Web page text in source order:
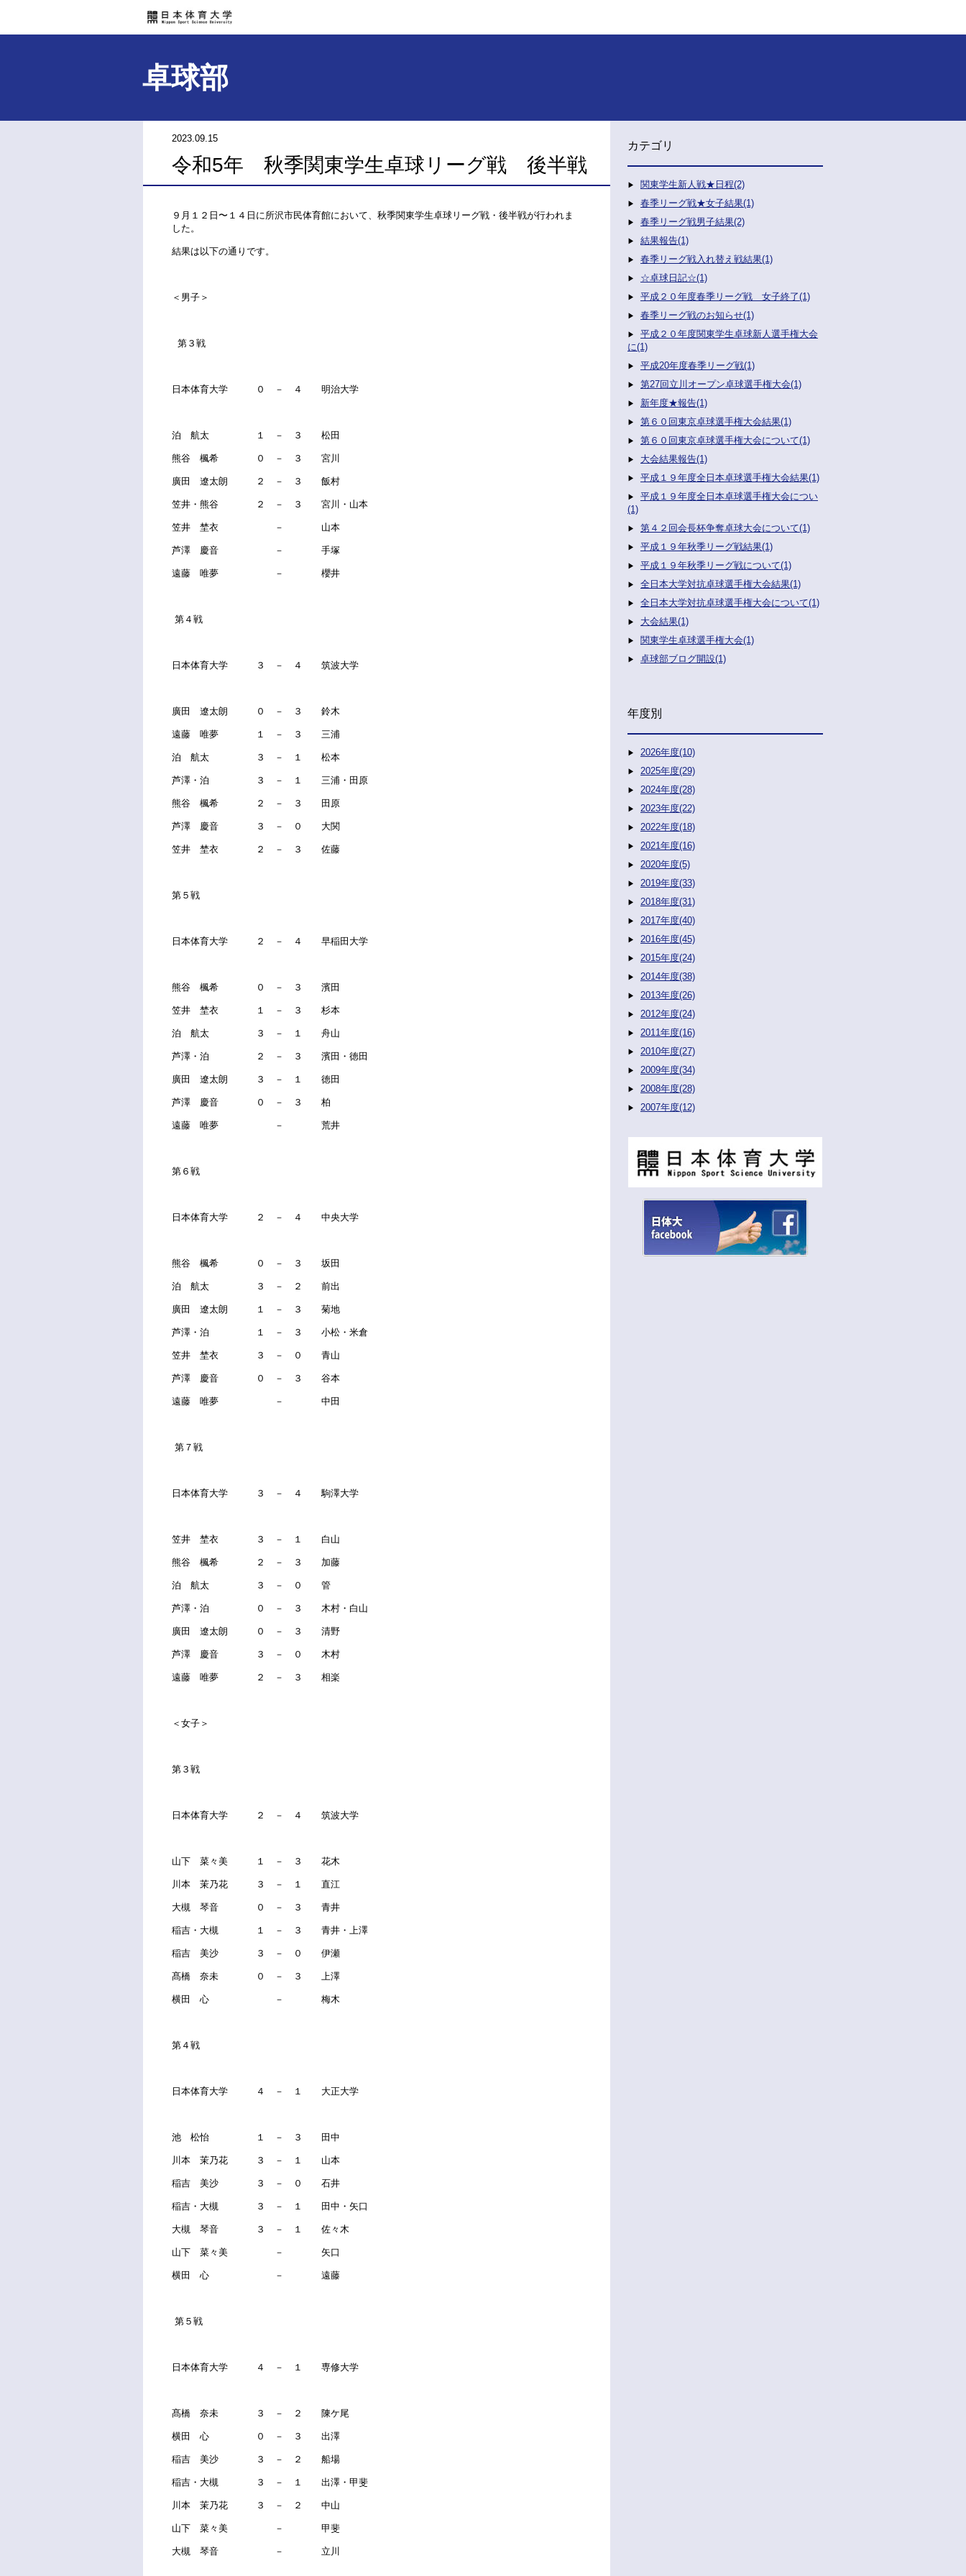
卓球部
2023.09.15
令和5年 秋季関東学生卓球リーグ戦 後半戦
９月１２日〜１４日に所沢市民体育館において、秋季関東学生卓球リーグ戦・後半戦が行われま
した。
結果は以下の通りです。
＜男子＞
第３戦
日本体育大学 ０ － ４ 明治大学
泊 航太 １ － ３ 松田
熊谷 楓希 ０ － ３ 宮川
廣田 遼太朗 ２ － ３ 飯村
笠井・熊谷 ２ － ３ 宮川・山本
笠井 埜衣 － 山本
芦澤 慶音 － 手塚
遠藤 唯夢 － 櫻井
第４戦
日本体育大学 ３ － ４ 筑波大学
廣田 遼太朗 ０ － ３ 鈴木
遠藤 唯夢 １ － ３ 三浦
泊 航太 ３ － １ 松本
芦澤・泊 ３ － １ 三浦・田原
熊谷 楓希 ２ － ３ 田原
芦澤 慶音 ３ － ０ 大関
笠井 埜衣 ２ － ３ 佐藤
第５戦
日本体育大学 ２ － ４ 早稲田大学
熊谷 楓希 ０ － ３ 濱田
笠井 埜衣 １ － ３ 杉本
泊 航太 ３ － １ 舟山
芦澤・泊 ２ － ３ 濱田・徳田
廣田 遼太朗 ３ － １ 徳田
芦澤 慶音 ０ － ３ 柏
遠藤 唯夢 － 荒井
第６戦
日本体育大学 ２ － ４ 中央大学
熊谷 楓希 ０ － ３ 坂田
泊 航太 ３ － ２ 前出
廣田 遼太朗 １ － ３ 菊地
芦澤・泊 １ － ３ 小松・米倉
笠井 埜衣 ３ － ０ 青山
芦澤 慶音 ０ － ３ 谷本
遠藤 唯夢 － 中田
第７戦
日本体育大学 ３ － ４ 駒澤大学
笠井 埜衣 ３ － １ 白山
熊谷 楓希 ２ － ３ 加藤
泊 航太 ３ － ０ 管
芦澤・泊 ０ － ３ 木村・白山
廣田 遼太朗 ０ － ３ 清野
芦澤 慶音 ３ － ０ 木村
遠藤 唯夢 ２ － ３ 相楽
＜女子＞
第３戦
日本体育大学 ２ － ４ 筑波大学
山下 菜々美 １ － ３ 花木
川本 茉乃花 ３ － １ 直江
大槻 琴音 ０ － ３ 青井
稲吉・大槻 １ － ３ 青井・上澤
稲吉 美沙 ３ － ０ 伊瀬
髙橋 奈未 ０ － ３ 上澤
横田 心 － 梅木
第４戦
日本体育大学 ４ － １ 大正大学
池 松怡 １ － ３ 田中
川本 茉乃花 ３ － １ 山本
稲吉 美沙 ３ － ０ 石井
稲吉・大槻 ３ － １ 田中・矢口
大槻 琴音 ３ － １ 佐々木
山下 菜々美 － 矢口
横田 心 － 遠藤
第５戦
日本体育大学 ４ － １ 専修大学
髙橋 奈未 ３ － ２ 陳ケ尾
横田 心 ０ － ３ 出澤
稲吉 美沙 ３ － ２ 船場
稲吉・大槻 ３ － １ 出澤・甲斐
川本 茉乃花 ３ － ２ 中山
山下 菜々美 － 甲斐
大槻 琴音 － 立川
カテゴリ
関東学生新人戦★日程(2)
春季リーグ戦★女子結果(1)
春季リーグ戦男子結果(2)
結果報告(1)
春季リーグ戦入れ替え戦結果(1)
☆卓球日記☆(1)
平成２０年度春季リーグ戦 女子終了(1)
春季リーグ戦のお知らせ(1)
平成２０年度関東学生卓球新人選手権大会
に(1)
平成20年度春季リーグ戦(1)
第27回立川オープン卓球選手権大会(1)
新年度★報告(1)
第６０回東京卓球選手権大会結果(1)
第６０回東京卓球選手権大会について(1)
大会結果報告(1)
平成１９年度全日本卓球選手権大会結果(1)
平成１９年度全日本卓球選手権大会につい
(1)
第４２回会長杯争奪卓球大会について(1)
平成１９年秋季リーグ戦結果(1)
平成１９年秋季リーグ戦について(1)
全日本大学対抗卓球選手権大会結果(1)
全日本大学対抗卓球選手権大会について(1)
大会結果(1)
関東学生卓球選手権大会(1)
卓球部ブログ開設(1)
年度別
2026年度(10)
2025年度(29)
2024年度(28)
2023年度(22)
2022年度(18)
2021年度(16)
2020年度(5)
2019年度(33)
2018年度(31)
2017年度(40)
2016年度(45)
2015年度(24)
2014年度(38)
2013年度(26)
2012年度(24)
2011年度(16)
2010年度(27)
2009年度(34)
2008年度(28)
2007年度(12)